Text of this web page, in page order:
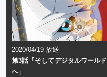
2020/04/19 放送
第3話「そしてデジタルワールド
へ」